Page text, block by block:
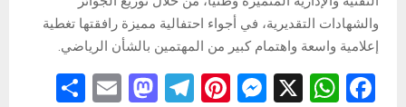
والشهادات التقديرية، في أجواء احتفالية مميزة رافقتها تغطية
إعلامية واسعة واهتمام كبير من المهتمين بالشأن الرياضي.
F
W
X
M
Pi
T
M
E